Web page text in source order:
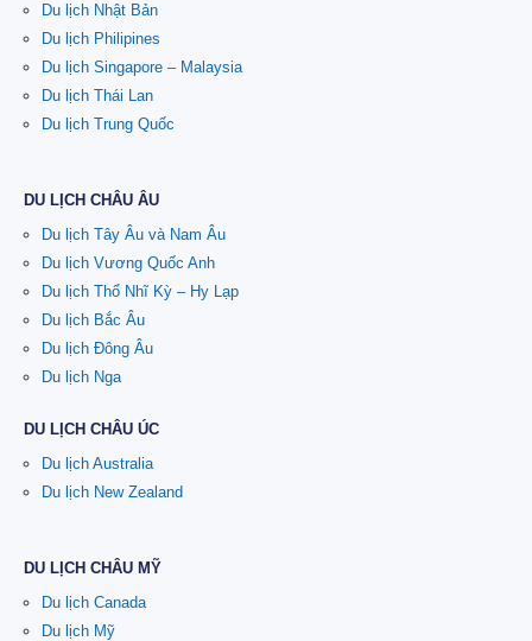
Du lịch Nhật Bản
Du lịch Philipines
Du lịch Singapore – Malaysia
Du lịch Thái Lan
Du lịch Trung Quốc
DU LỊCH CHÂU ÂU
Du lịch Tây Âu và Nam Âu
Du lịch Vương Quốc Anh
Du lịch Thổ Nhĩ Kỳ – Hy Lạp
Du lịch Bắc Âu
Du lịch Đông Âu
Du lịch Nga
DU LỊCH CHÂU ÚC
Du lịch Australia
Du lịch New Zealand
DU LỊCH CHÂU MỸ
Du lịch Canada
Du lịch Mỹ